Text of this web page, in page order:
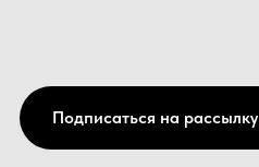
Подписаться на рассылку